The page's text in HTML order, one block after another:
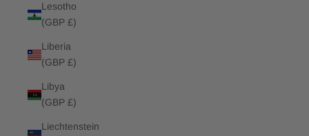
Lesotho
(GBP £)
Liberia
(GBP £)
Libya
(GBP £)
Liechtenstein